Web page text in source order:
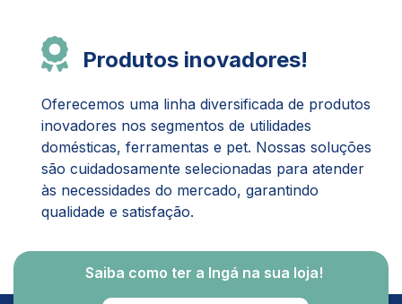
Produtos inovadores!
Oferecemos uma linha diversificada de produtos
inovadores nos segmentos de utilidades
domésticas, ferramentas e pet. Nossas soluções
são cuidadosamente selecionadas para atender
às necessidades do mercado, garantindo
qualidade e satisfação.
Saiba como ter a Ingá na sua loja!